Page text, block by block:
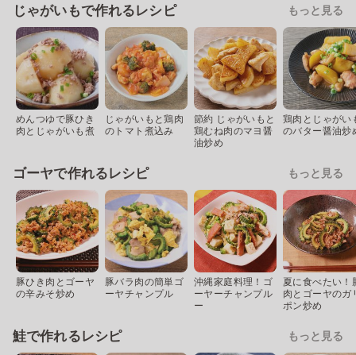
じゃがいもで作れるレシピ もっと見る
めんつゆで豚ひき
肉とじゃがいも煮
じゃがいもと鶏肉
のトマト煮込み
節約 じゃがいもと
鶏むね肉のマヨ醤
油炒め
鶏肉とじゃがい
のバター醤油炒
ゴーヤで作れるレシピ もっと見る
豚ひき肉とゴーヤ
の辛みそ炒め
豚バラ肉の簡単ゴ
ーヤチャンプル
沖縄家庭料理！ゴ
ーヤーチャンプル
ー
夏に食べたい！
肉とゴーヤのガ
ポン炒め
鮭で作れるレシピ もっと見る